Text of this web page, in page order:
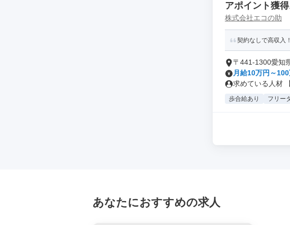
アポイント獲
株式会社エコの助
契約なしで高収入
〒441-1300愛知
月給10万円～100
求めている人材
歩合給あり フリー
あなたにおすすめの求人